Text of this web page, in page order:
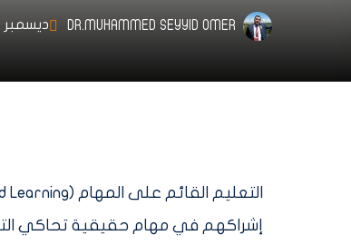
DR.MUHAMMED SEYYID OMER ديسمبر 1, 2024
إشراكهم في مهام حقيقية تحاكي